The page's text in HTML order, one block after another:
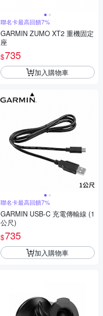
聯名卡最高回饋7%
GARMIN ZUMO XT2 重機固定
座
$735
加入購物車
聯名卡最高回饋7%
GARMIN USB-C 充電傳輸線 (1
公尺)
$735
加入購物車